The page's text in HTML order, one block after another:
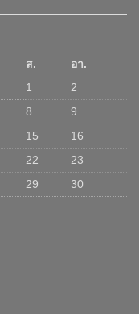
ส.
อา.
1
2
8
9
15
16
22
23
29
30